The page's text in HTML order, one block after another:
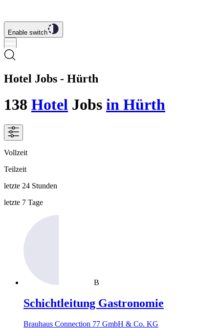
Enable switch
Hotel Jobs - Hürth
138 Hotel Jobs in Hürth
Vollzeit
Teilzeit
letzte 24 Stunden
letzte 7 Tage
B
Schichtleitung Gastronomie
Brauhaus Connection 77 GmbH & Co. KG